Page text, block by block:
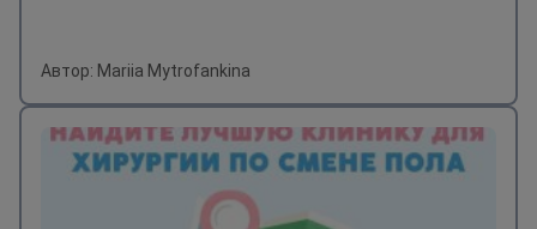
Автор: Mariia Mytrofankina